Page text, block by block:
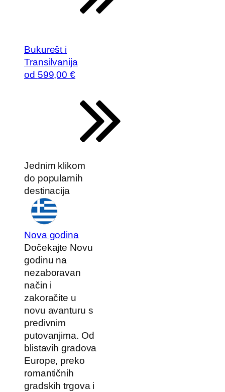
Bukurešt i
Transilvanija
od 599,00 €
Jednim klikom
do popularnih
destinacija
Nova godina
Dočekajte Novu
godinu na
nezaboravan
način i
zakoračite u
novu avanturu s
predivnim
putovanjima. Od
blistavih gradova
Europe, preko
romantičnih
gradskih trgova i